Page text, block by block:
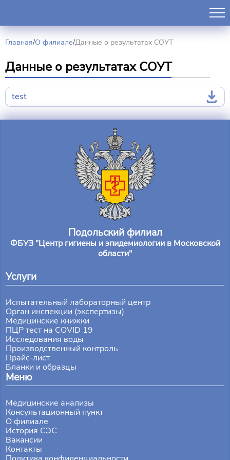
Главная/О филиале/Данные о результатах СОУТ
Данные о результатах СОУТ
test
Подольский филиал
ФБУЗ "Центр гигиены и эпидемиологии в Московской
области"
Услуги
Испытательный лабораторный центр
Орган инспекции (экспертизы)
Медицинские книжки
ПЦР тест на COVID 19
Исследования воды
Производственный контроль
Прайс-лист
Бланки и образцы
Меню
Медицинские анализы
Консультационный пункт
О филиале
История СЭС
Вакансии
Контакты